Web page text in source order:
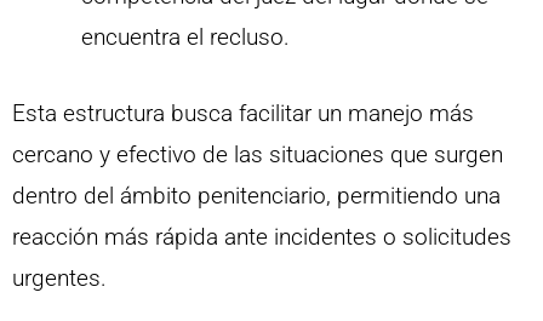
encuentra el recluso.
Esta estructura busca facilitar un manejo más
cercano y efectivo de las situaciones que surgen
dentro del ámbito penitenciario, permitiendo una
reacción más rápida ante incidentes o solicitudes
urgentes.